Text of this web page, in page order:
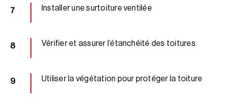
Installer une surtoiture ventilée
Vérifier et assurer l’étanchéité des toitures
Utiliser la végétation pour protéger la toiture